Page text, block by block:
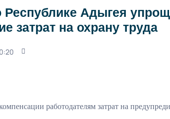
Адыгея
затрат на охрану труда
работодателям затрат на